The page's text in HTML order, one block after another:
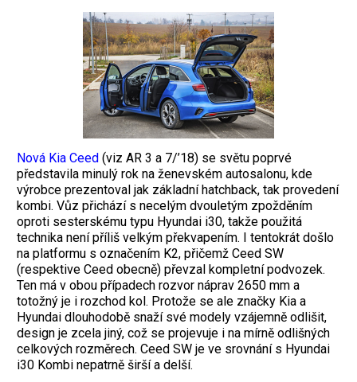
Nová Kia Ceed (viz AR 3 a 7/’18) se světu poprvé
představila minulý rok na ženevském autosalonu, kde
výrobce prezentoval jak základní hatchback, tak provedení
kombi. Vůz přichází s necelým dvouletým zpožděním
oproti sesterskému typu Hyundai i30, takže použitá
technika není příliš velkým překvapením. I tentokrát došlo
na platformu s označením K2, přičemž Ceed SW
(respektive Ceed obecně) převzal kompletní podvozek.
Ten má v obou případech rozvor náprav 2650 mm a
totožný je i rozchod kol. Protože se ale značky Kia a
Hyundai dlouhodobě snaží své modely vzájemně odlišit,
design je zcela jiný, což se projevuje i na mírně odlišných
celkových rozměrech. Ceed SW je ve srovnání s Hyundai
i30 Kombi nepatrně širší a delší.